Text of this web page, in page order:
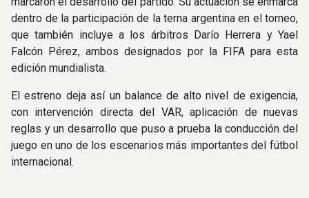
dentro de la participación de la terna argentina en el torneo,
que también incluye a los árbitros Darío Herrera y Yael
Falcón Pérez, ambos designados por la FIFA para esta
edición mundialista.
El estreno deja así un balance de alto nivel de exigencia,
con intervención directa del VAR, aplicación de nuevas
reglas y un desarrollo que puso a prueba la conducción del
juego en uno de los escenarios más importantes del fútbol
internacional.